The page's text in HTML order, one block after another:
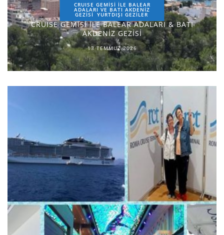
CRUISE GEMİSİ İLE BALEAR
ADALARI VE BATI AKDENİZ
GEZİSİ YURTDIŞI GEZILER
CRUISE GEMİSİ İLE BALEAR ADALARI & BATI
AKDENİZ GEZİSİ
13 TEMMUZ 2026